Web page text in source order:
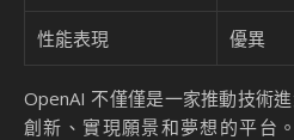
性能表現 優異
OpenAI 不僅僅是一家推動技術
創新、實現願景和夢想的平台